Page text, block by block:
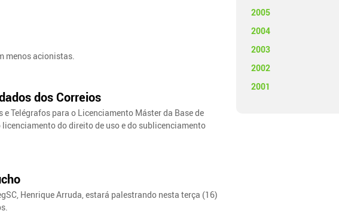
menos acionistas.
dos Correios
Telégrafos para o Licenciamento Máster da Base de
do direito de uso e do sublicenciamento
Henrique Arruda, estará palestrando nesta terça (16)
2005
2004
2003
2002
2001